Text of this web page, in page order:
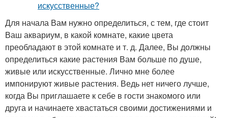
Для начала Вам нужно определиться, с тем, где стоит
Ваш аквариум, в какой комнате, какие цвета
преобладают в этой комнате и т. д. Далее, Вы должны
определиться какие растения Вам больше по душе,
живые или искусственные. Лично мне более
импонируют живые растения. Ведь нет ничего лучше,
когда Вы приглашаете к себе в гости знакомого или
друга и начинаете хвастаться своими достижениями и